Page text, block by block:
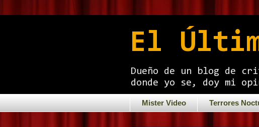
El
Dueño de un blog de
donde yo se, doy mi
Mister Video Terrores